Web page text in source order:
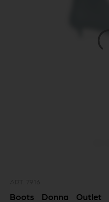
Boots Donna Outlet